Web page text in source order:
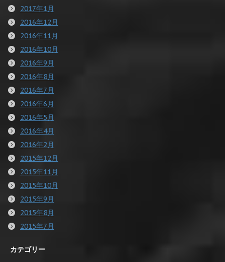
2017年1月
2016年12月
2016年11月
2016年10月
2016年9月
2016年8月
2016年7月
2016年6月
2016年5月
2016年4月
2016年2月
2015年12月
2015年11月
2015年10月
2015年9月
2015年8月
2015年7月
カテゴリー